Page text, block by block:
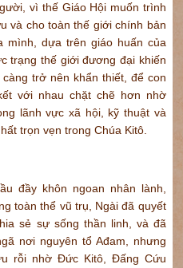
vì thế Giáo Hội muốn trình
và cho toàn thế giới chính bản
mình, dựa trên giáo huấn của
trạng thế giới đương đại khiến
trở nên khẩn thiết, để con
với nhau chặt chẽ hơn nhờ
lãnh vực xã hội, kỹ thuật và
trọn vẹn trong Chúa Kitô.
đầy khôn ngoan nhân lành,
toàn thể vũ trụ, Ngài đã quyết
sẻ sự sống thần linh, và đã
nơi nguyên tổ Ađam, nhưng
rỗi nhờ Đức Kitô, Đấng Cứu